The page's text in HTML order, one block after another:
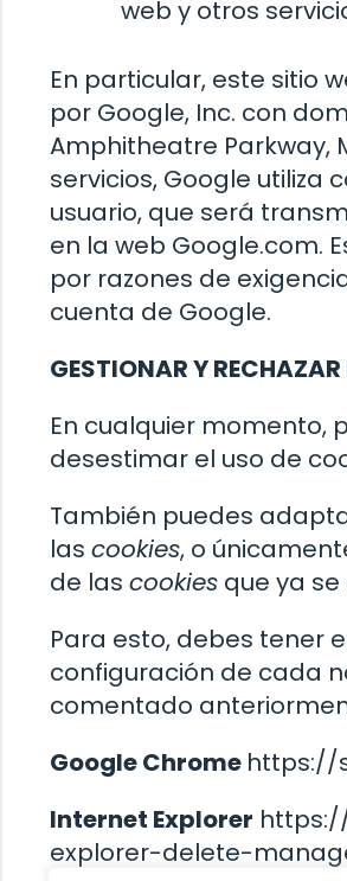
web y otros
En particular, este sitio
por Google, Inc. con
Amphitheatre Parkway,
servicios, Google utiliza
usuario, que será
en la web Google.com.
por razones de
cuenta de Google.
GESTIONAR Y RECHAZAR
En cualquier
desestimar el uso de
También puedes
las cookies, o
de las cookies que ya
Para esto, debes tener
configuración de cada
comentado
Google Chrome https://
Internet Explorer
explorer-delete-